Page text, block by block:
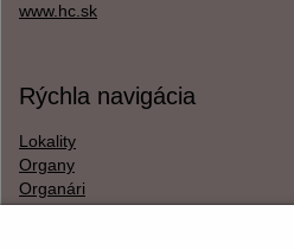
www.hc.sk
Rýchla navigácia
Lokality
Organy
Organári